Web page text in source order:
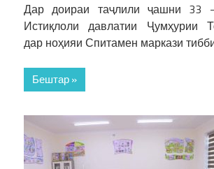
Дар доираи таҷлили ҷашни 33
Истиқлоли давлатии Ҷумҳурии
дар ноҳияи Спитамен маркази
Бештар »